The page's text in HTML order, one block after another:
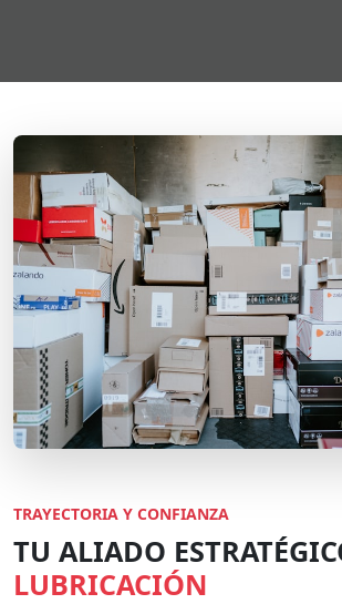
TRAYECTORIA Y CONFIANZA
TU ALIADO
LUBRICACIÓN